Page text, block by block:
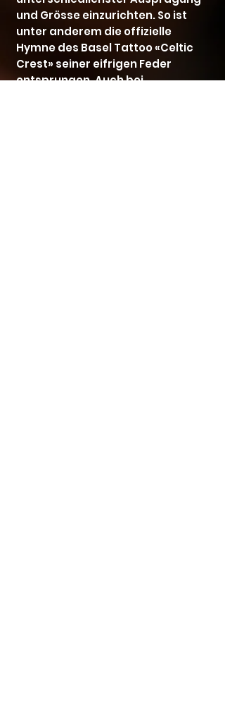
und Grösse einzurichten. So ist
unter anderem die offizielle
Hymne des Basel Tattoo «Celtic
Crest» seiner eifrigen Feder
entsprungen. Auch bei